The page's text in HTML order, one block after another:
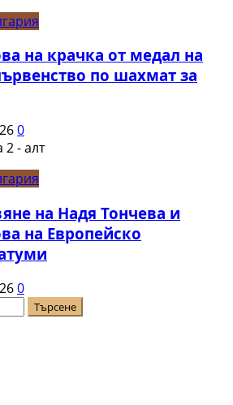
на крачка от медал на
по шахмат за
0
на Надя Тончева и
на Европейско
0